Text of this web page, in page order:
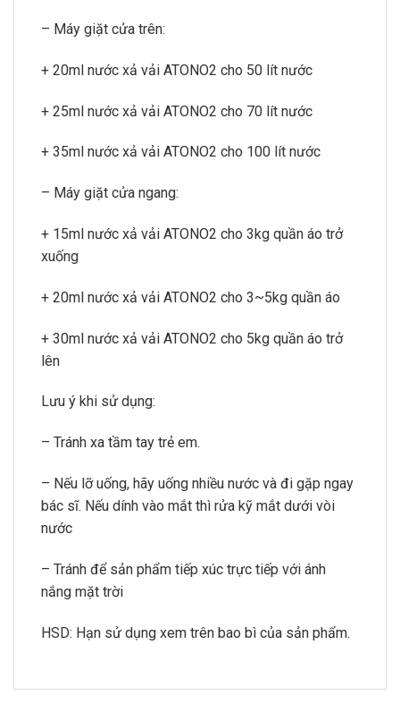
– Máy giặt cửa trên:
+ 20ml nước xả vải ATONO2 cho 50 lít nước
+ 25ml nước xả vải ATONO2 cho 70 lít nước
+ 35ml nước xả vải ATONO2 cho 100 lít nước
– Máy giặt cửa ngang:
+ 15ml nước xả vải ATONO2 cho 3kg quần áo trở
xuống
+ 20ml nước xả vải ATONO2 cho 3~5kg quần áo
+ 30ml nước xả vải ATONO2 cho 5kg quần áo trở
lên
Lưu ý khi sử dụng:
– Tránh xa tầm tay trẻ em.
– Nếu lỡ uống, hãy uống nhiều nước và đi gặp ngay
bác sĩ. Nếu dính vào mắt thì rửa kỹ mắt dưới vòi
nước
– Tránh để sản phẩm tiếp xúc trực tiếp với ánh
nắng mặt trời
HSD: Hạn sử dụng xem trên bao bì của sản phẩm.